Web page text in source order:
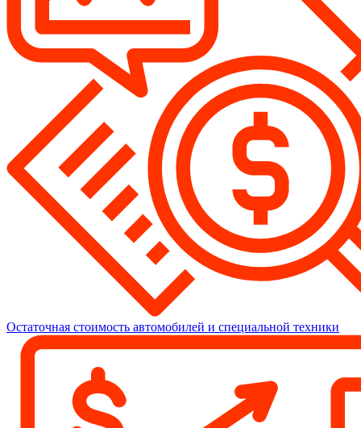
Остаточная стоимость автомобилей и специальной техники